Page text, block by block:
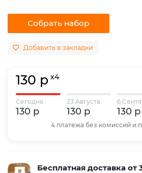
Собрать набор
Добавить в закладки
130 р x4
Сегодня
130 р
23 Августа
130 р
6
130 р
4 платежа без комиссий и
Бесплатная доставка от